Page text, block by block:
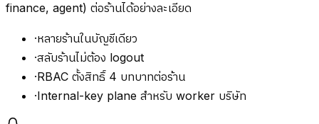
finance, agent) ต่อร้านได้อย่างละเอียด
·หลายร้านในบัญชีเดียว
·สลับร้านไม่ต้อง logout
·RBAC ตั้งสิทธิ์ 4 บทบาทต่อร้าน
·Internal-key plane สำหรับ worker บริษัท